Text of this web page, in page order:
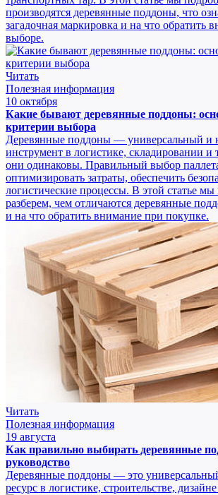
производятся деревянные поддоны, что
загадочная маркировка и на что обратить
выборе.
Читать
Полезная информация
10 октября
Какие бывают деревянные поддоны:
критерии выбора
Деревянные поддоны — универсальный и
инструмент в логистике, складировании и
они одинаковы. Правильный выбор
оптимизировать затраты, обеспечить
логистические процессы. В этой статье
разберем, чем отличаются деревянные
и на что обратить внимание при покупке.
Читать
Полезная информация
19 августа
Как правильно выбирать деревянные
руководство
Деревянные поддоны — это
ресурс в логистике, строительстве,